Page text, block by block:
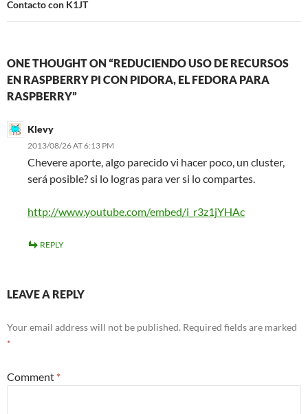
Contacto con K1JT
ONE THOUGHT ON “REDUCIENDO USO DE RECURSOS
EN RASPBERRY PI CON PIDORA, EL FEDORA PARA
RASPBERRY”
Klevy
2013/08/26 AT 6:13 PM
Chevere aporte, algo parecido vi hacer poco, un cluster,
será posible? si lo logras para ver si lo compartes.
http://www.youtube.com/embed/i_r3z1jYHAc
REPLY
LEAVE A REPLY
Your email address will not be published. Required fields are marked
*
Comment *